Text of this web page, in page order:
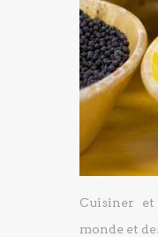
Cuisiner
monde et